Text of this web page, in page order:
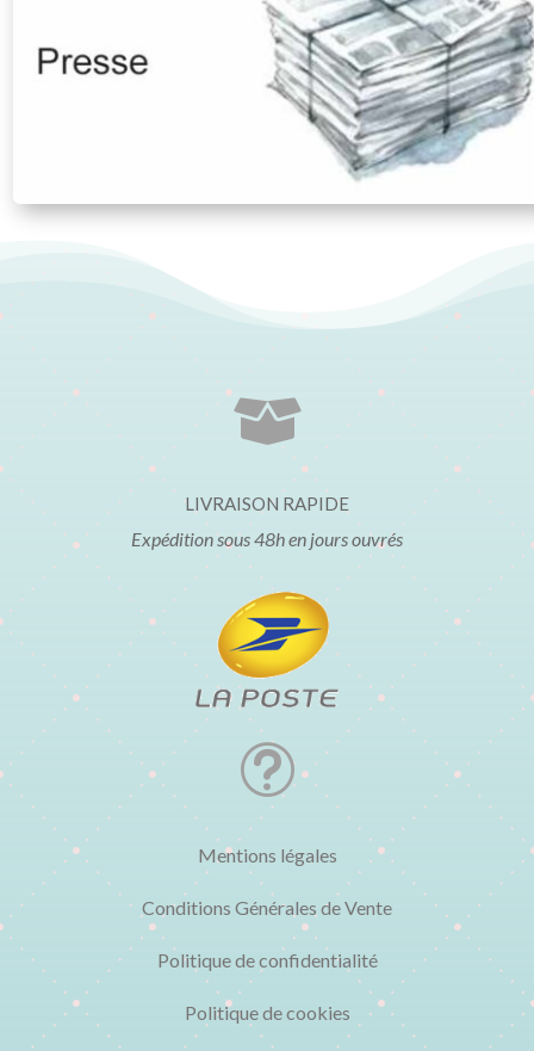

LIVRAISON RAPIDE
Expédition sous 48h en jours ouvrés
t
Mentions légales
Conditions Générales de Vente
Politique de confidentialité
Politique de cookies